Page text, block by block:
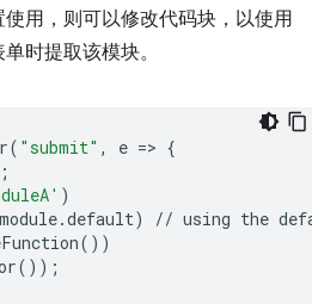
用，则可以修改代码块，以使用
时提取该模块。
( "submit" , e => {
)
module.default) // using the
())
());